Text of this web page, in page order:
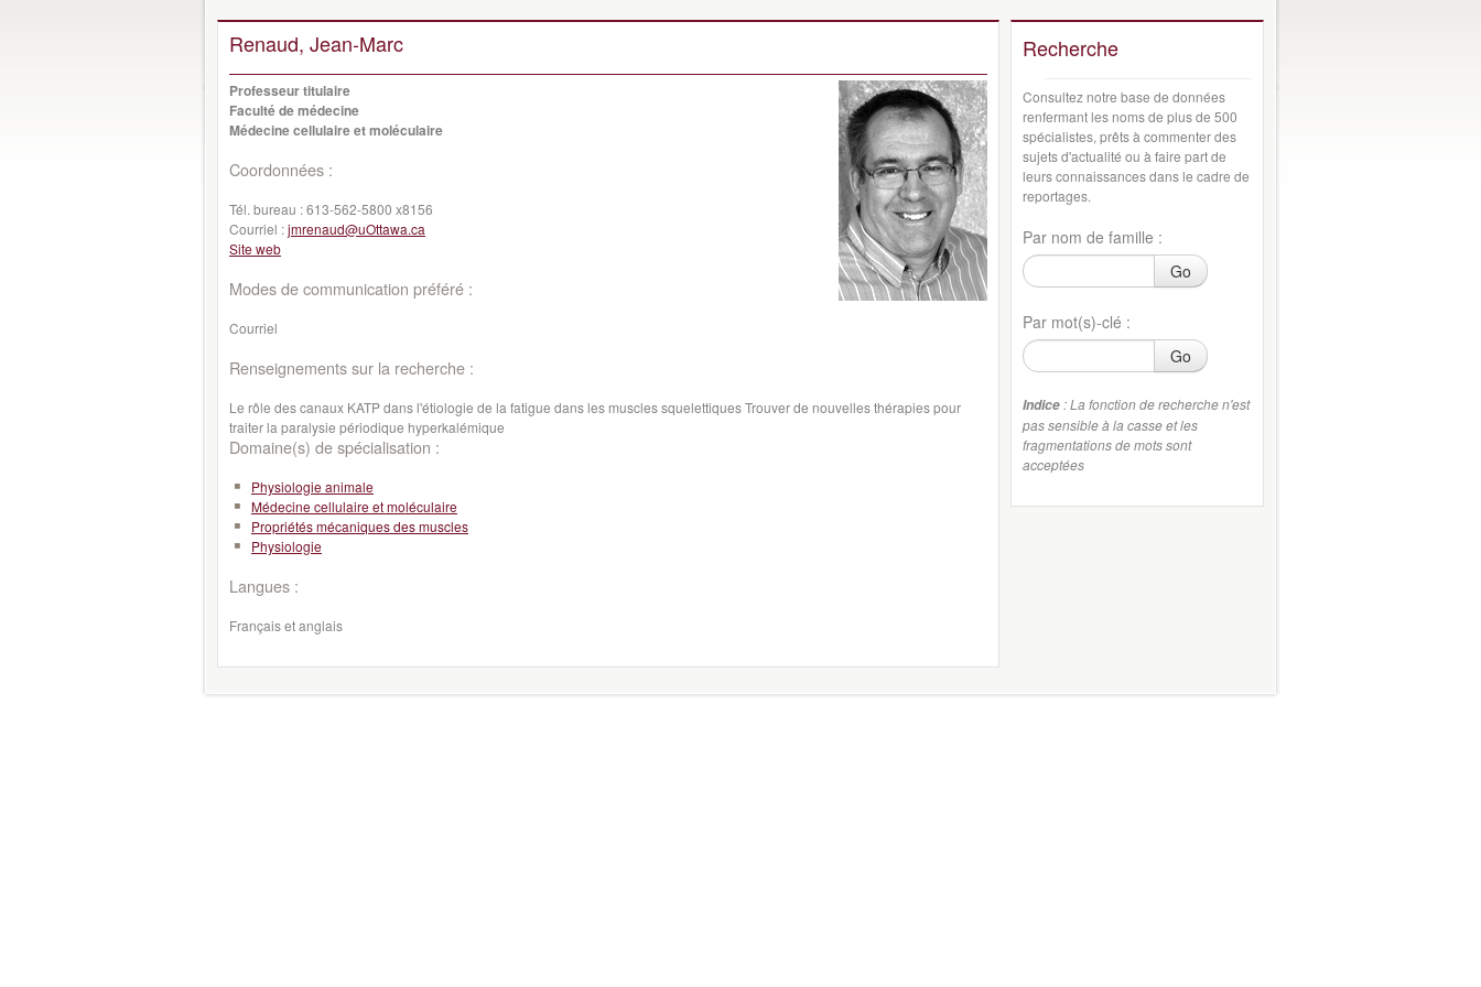
Renaud, Jean-Marc
Professeur titulaire
Faculté de médecine
Médecine cellulaire et moléculaire
Coordonnées :
Tél. bureau :613-562-5800 x8156
Courriel :jmrenaud@uOttawa.ca
Site web
Modes de communication préféré :
Courriel
Renseignements sur la recherche :
Le rôle des canaux KATP dans l'étiologie de la fatigue dans les muscles squelettiques Trouver de nouvelles thérapies pour
traiter la paralysie périodique hyperkalémique
Domaine(s) de spécialisation :
Physiologie animale
Médecine cellulaire et moléculaire
Propriétés mécaniques des muscles
Physiologie
Langues :
Français et anglais
Recherche
Consultez notre base de données
renfermant les noms de plus de 500
spécialistes, prêts à commenter des
sujets d'actualité ou à faire part de
leurs connaissances dans le cadre de
reportages.
Par nom de famille :
Go
Par mot(s)-clé :
Go
Indice : La fonction de recherche n'est
pas sensible à la casse et les
fragmentations de mots sont
acceptées